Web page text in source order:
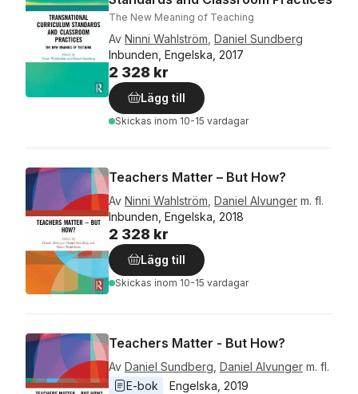
The New Meaning of Teaching
Av Ninni Wahlström Daniel Sundberg
Inbunden, Engelska, 2017
2 328 kr
Lägg till
Skickas inom 10-15 vardagar
Teachers Matter – But How?
Av Ninni Wahlström Daniel Alvunger m. fl.
Inbunden, Engelska, 2018
2 328 kr
Lägg till
Skickas inom 10-15 vardagar
Teachers Matter - But How?
Av Daniel Sundberg Daniel Alvunger m. fl.
E-bok
Engelska 2019